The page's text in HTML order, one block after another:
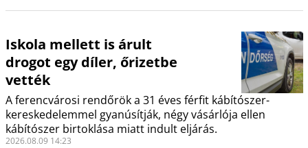
Iskola mellett is árult
drogot egy díler, őrizetbe
vették
A ferencvárosi rendőrök a 31 éves férfit kábítószer-
kereskedelemmel gyanúsítják, négy vásárlója ellen
kábítószer birtoklása miatt indult eljárás.
2026.08.09 14:23